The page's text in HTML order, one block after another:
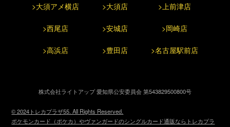
>大須アメ横店 >大須店 >上前津店
>西尾店 >安城店 >岡崎店
>高浜店 >豊田店 >名古屋駅前店
株式会社ライトアップ 愛知県公安委員会 第543829500800号
© 2024トレカプラザ55. All Rights Reserved.
ポケモンカード（ポケカ）やヴァンガードのシングルカード通販ならトレカプラ